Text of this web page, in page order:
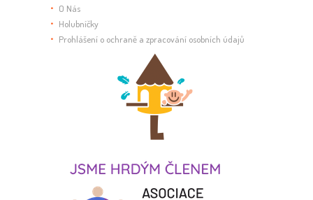
O Nás
Holubníčky
Prohlášení o ochraně a zpracování osobních údajů